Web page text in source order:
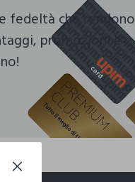
fedeltà che rendono
promozioni e